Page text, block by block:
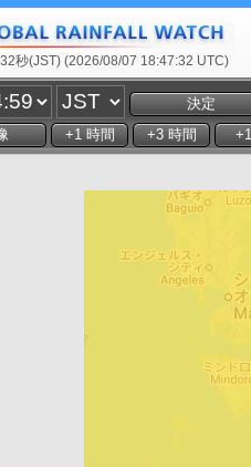
秒(JST) (2026/08/07 18:47:32 UTC)